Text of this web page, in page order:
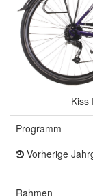
Kiss
Programm
Vorherige
Rahmen